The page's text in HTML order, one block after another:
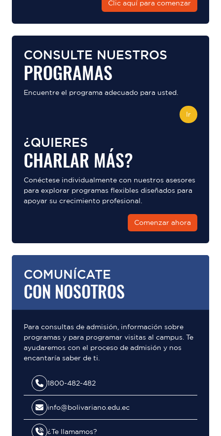
Clic aquí para comenzar
CONSULTE NUESTROS
PROGRAMAS
Encuentre el programa adecuado para usted.
Ir
¿QUIERES
CHARLAR MÁS?
Conéctese individualmente con nuestros asesores
para explorar programas flexibles diseñados para
apoyar su crecimiento profesional.
Comenzar ahora
COMUNÍCATE
CON NOSOTROS
Para consultas de admisión, información sobre
programas y para programar visitas al campus. Te
ayudaremos con el proceso de admisión y nos
encantaría saber de ti.
1800-482-482
info@bolivariano.edu.ec
¿Te llamamos?